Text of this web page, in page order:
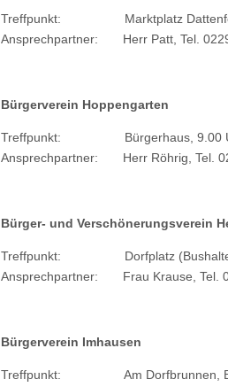
Treffpunkt: Marktplatz
Ansprechpartner: Herr Patt, Tel.
Bürgerverein Hoppengarten
Treffpunkt: Bürgerhaus, 9.00
Ansprechpartner: Herr Röhrig, Tel.
Bürger- und Verschönerungsverein
Treffpunkt: Dorfplatz
Ansprechpartner: Frau Krause, Tel.
Bürgerverein Imhausen
Treffpunkt: Am Dorfbrunnen,